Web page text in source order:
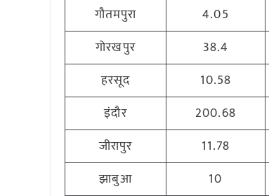
गौतमपुरा
4.05
गोरखपुर
38.4
हरसूद
10.58
इंदौर
200.68
जीरापुर
11.78
झाबुआ
10